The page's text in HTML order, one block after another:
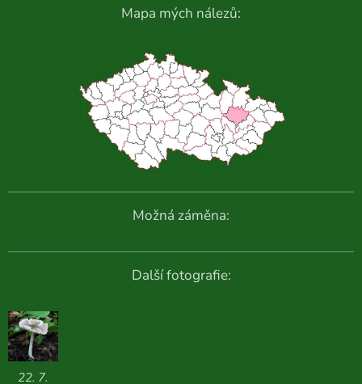
Mapa mých nálezů:
Možná záměna:
Další fotografie:
22. 7.